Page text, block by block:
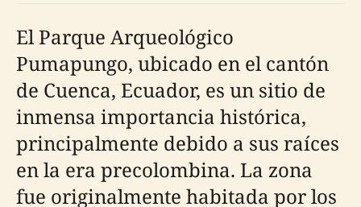
El Parque Arqueológico
Pumapungo, ubicado en el cantón
de Cuenca, Ecuador, es un sitio de
inmensa importancia histórica,
principalmente debido a sus raíces
en la era precolombina. La zona
fue originalmente habitada por los